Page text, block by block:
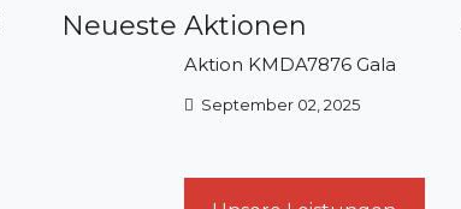
Neueste Aktionen
Aktion KMDA7876 Gala
September 02, 2025